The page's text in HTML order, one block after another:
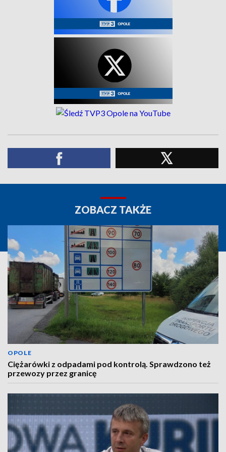
ZOBACZ TAKŻE
OPOLE
Ciężarówki z odpadami pod kontrolą. Sprawdzono też
przewozy przez granicę